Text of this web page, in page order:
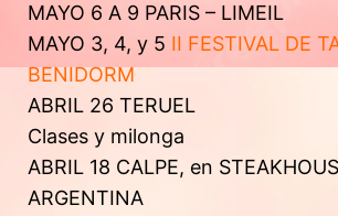
MAYO 6 A 9 PARIS – LIMEIL
MAYO 3, 4, y 5 II FESTIVAL DE
BENIDORM
ABRIL 26 TERUEL
Clases y milonga
ABRIL 18 CALPE, en
ARGENTINA